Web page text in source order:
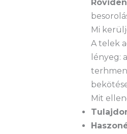
Mi
A telek
lényeg:
Mit